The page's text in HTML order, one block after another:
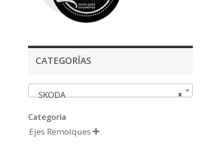
CATEGORÍAS
×
SKODA
Categoría
Ejes Remolques 